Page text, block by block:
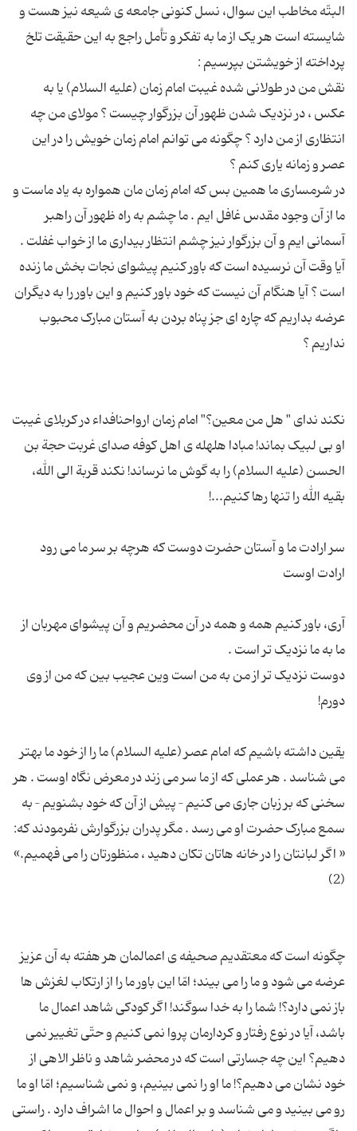
البتّه مخاطب این سوال، نسل کنونی جامعه ی شیعه نیز هست و
شایسته است هر یک از ما به تفکر و تأمل راجع به این حقیقت تلخ
نقش من در طولانی شده غیبت امام زمان (علیه السلام) یا به
عکس ، در نزدیک شدن ظهور آن بزرگوار چیست ؟ مولای من چه
انتظاری از من دارد ؟ چگونه می توانم امام زمان خویش را در این
در شرمساری ما همین بس که امام زمان مان همواره به یاد ماست و
ما از آن وجود مقدس غافل ایم . ما چشم به راه ظهور آن راهبر
آیا وقت آن نرسیده است که باور کنیم پیشوای نجات بخش ما زنده
است ؟ آیا هنگام آن نیست که خود باور کنیم و این باور را به دیگران
عرضه بداریم که چاره ای جز پناه بردن به آستان مبارک محبوب
نکند ندای " هل من معین؟" امام زمان ارواحنافداء در کربلای غیبت
او بی لبیک بماند! مبادا هلهله ی اهل کوفه صدای غربت حجة بن
الحسن (علیه السلام) را به گوش ما نرساند! نکند قربة الی الله،
سر ارادت ما و آستان حضرت دوست که هرچه بر سر ما می رود
آری، باور کنیم همه و همه در آن محضریم و آن پیشوای مهربان از
دوست نزدیک تر از من به من است وین عجیب بین که من از وی
یقین داشته باشیم که امام عصر (علیه السلام) ما را از خود ما بهتر
می شناسد . هر عملی که از ما سر می زند در معرض نگاه اوست . هر
سخنی که بر زبان جاری می کنیم – پیش از آن که خود بشنویم – به
« اگر لبانتان را در خانه هاتان تکان دهید ، منظورتان را می فهمیم.»
چگونه است که معتقدیم صحیفه ی اعمالمان هر هفته به آن عزیز
عرضه می شود و ما را می بیند؛ امّا این باور ما را از ارتکاب لغزش ها
باز نمی دارد؟! شما را به خدا سوگند! اگر کودکی شاهد اعمال ما
باشد، آیا در نوع رفتار و کردارمان پروا نمی کنیم و حتّی تغییر نمی
دهیم؟ این چه جسارتی است که در محضر شاهد و ناظر الاهی از
خود نشان می دهیم؟! ما او را نمی بینیم، و نمی شناسیم؛ امّا او ما
رو می بینید و می شناسد و بر اعمال و احوال ما اشراف دارد . راستی